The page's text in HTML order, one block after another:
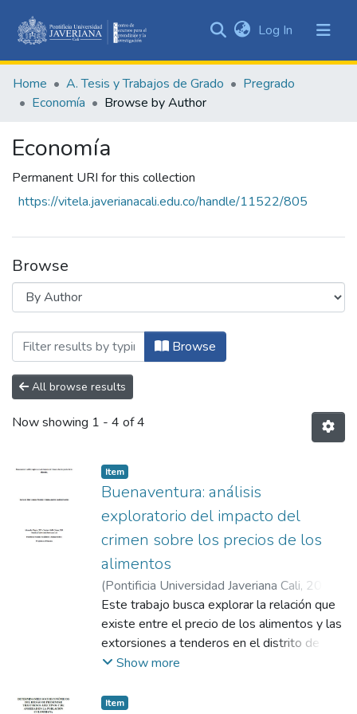
&
Collections
Log In (current)
Home A. Tesis y Trabajos de Grado
Pregrado
Economía
Browse by Author
Economía
Permanent URI for this collection
https://vitela.javerianacali.edu.co/handle/11522/805
Browse
Browsing Economía by Author "Alegría
Browse
All browse results
Now showing 1 - 4 of 4
Item
Buenaventura: análisis
exploratorio del impacto del
crimen sobre los precios de los
alimentos
(Pontificia Universidad Javeriana Cali, 2022
González Montaño , María del Pilar;
Sandobal Carrillo, Juliana Andrea;Alegría
Castellanos, Alexander ;Gómez Flórez,
Gustavo Adolfo
Este trabajo busca explorar la relación que
existe entre el precio de los alimentos y las
extorsiones a tenderos en el distrito de
Buenaventura. Para lograr esto, se hizo uso
comunas y a nivel de establecimientos
Show more
Item